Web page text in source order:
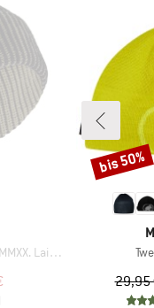
Beanie
Preis 29,95
Rabatt
bis 50%